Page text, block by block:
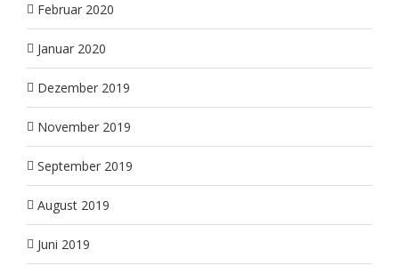
Februar 2020
Januar 2020
Dezember 2019
November 2019
September 2019
August 2019
Juni 2019